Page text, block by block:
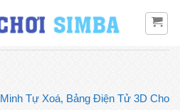
Tự Xoá, Bảng Điện Tử 3D Cho